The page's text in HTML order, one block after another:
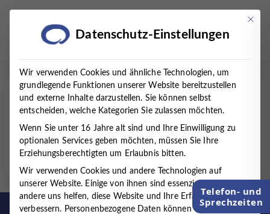
Startseite / Therapien / Psychosomatische Medizin
Psychosomatische Medizin
Telefon- und
Sprechzeiten
Mit
Datenschutz-Einstellungen
Wir verwenden Cookies und ähnliche Technologien, um
grundlegende Funktionen unserer Website bereitzustellen
und externe Inhalte darzustellen. Sie können selbst
entscheiden, welche Kategorien Sie zulassen möchten.
Wenn Sie unter 16 Jahre alt sind und Ihre Einwilligung zu
optionalen Services geben möchten, müssen Sie Ihre
Erziehungsberechtigten um Erlaubnis bitten.
Wir verwenden Cookies und andere Technologien auf
unserer Website. Einige von ihnen sind essenziell, während
andere uns helfen, diese Website und Ihre Erfahrung zu
verbessern. Personenbezogene Daten können verarbeitet